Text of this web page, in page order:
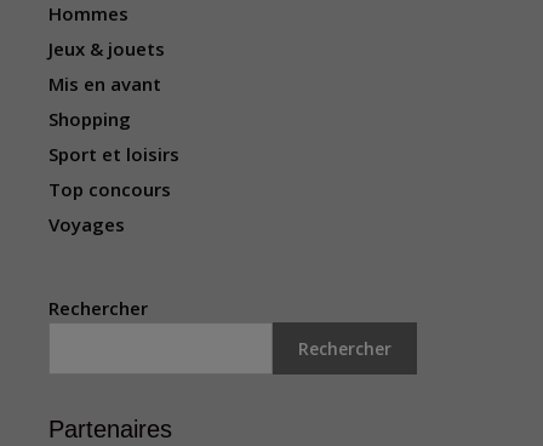
Hommes
Jeux & jouets
Mis en avant
Shopping
Sport et loisirs
Top concours
Voyages
Rechercher
Rechercher
Partenaires